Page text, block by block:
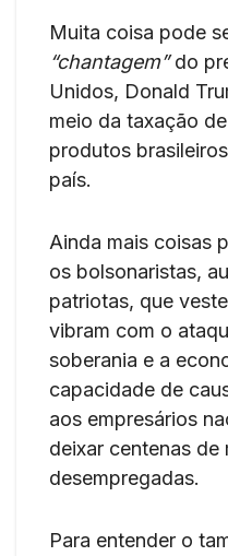
Muita coisa pode
“chantagem”do
Unidos, Donald
meio da taxação
produtos
país.
Ainda mais coisas
os bolsonaristas,
patriotas, que
vibram com o
soberania e a
capacidade de
aos empresários
deixar centenas de
desempregadas.
Para entender o